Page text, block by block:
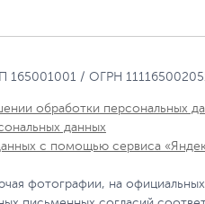
/ ОГРН
обработки персональных
данных
с помощью сервиса
фотографии, на